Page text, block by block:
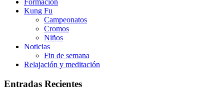
Formación
Kung Fu
Campeonatos
Cromos
Niños
Noticias
Fin de semana
Relajación y meditación
Entradas Recientes